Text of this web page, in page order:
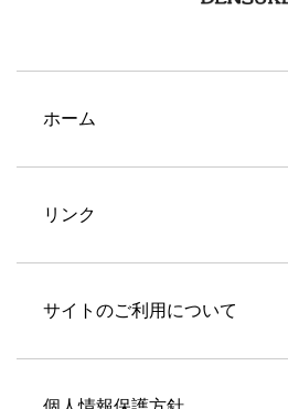
ホーム
リンク
サイトのご利用について